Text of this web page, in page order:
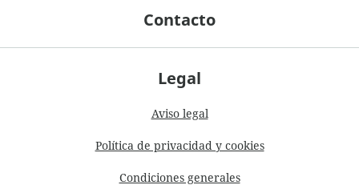
Legal
Aviso legal
Política de privacidad y cookies
Condiciones generales
Contacto